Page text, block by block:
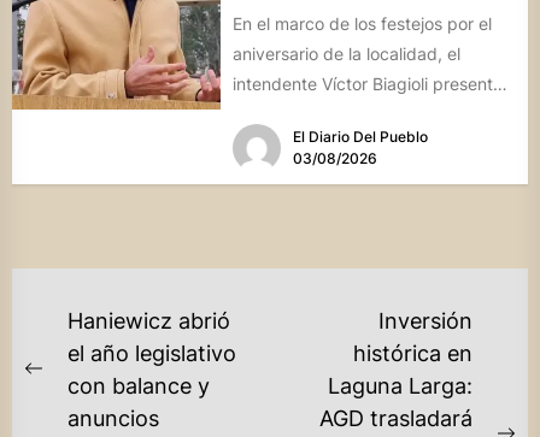
En el marco de los festejos por el
aniversario de la localidad, el
intendente Víctor Biagioli presentó
El Diario Del Pueblo
03/08/2026
NAVEGACIÓN
DE
ENTRADAS
Previous
post:
Haniewicz abrió
el año legislativo
con balance y
anuncios
Inversión
histórica en
Laguna Larga:
AGD trasladará